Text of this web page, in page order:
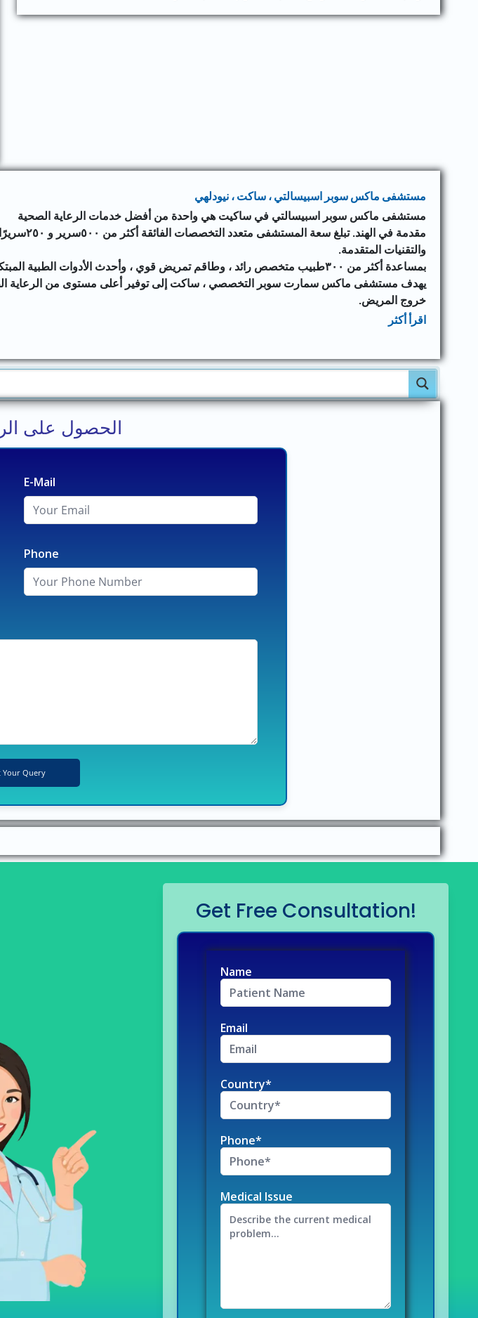
مستشفى ماكس سوبر اسبيسالتي ، ساكت ، نيودلهي
مستشفى ماكس سوبر اسبيسالتي في ساكيت هي واحدة من أفضل خدمات الرعاية الصحية
مقدمة في
والتقنيات المتقدمة.
بمساعدة أكثر من ٣٠٠طبيب متخصص رائد ، وطاقم تمريض قوي ، وأحدث الأدوات الطبية المبتكرة.
يهدف مستشفى ماكس سمارت سوبر التخصصي ، ساكت إلى توفير أعلى مستوى من الرعاية
خروج المريض.
اقرأ أكثر
الحصول على
E-Mail
Phone
Get Free Consultation!
Name
Email
Country*
Phone*
Medical Issue